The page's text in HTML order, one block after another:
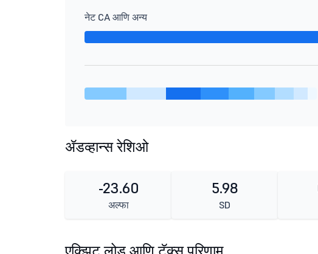
नेट CA आणि अन्य
ॲडव्हान्स रेशिओ
-23.60
अल्फा
5.98
SD